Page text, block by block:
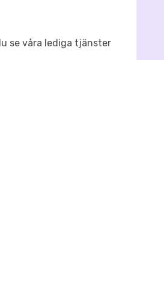
se våra lediga tjänster